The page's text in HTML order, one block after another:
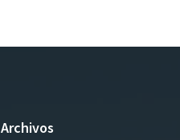
Archivos